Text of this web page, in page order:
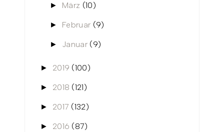
► März (10)
► Februar (9)
► Januar (9)
► 2019 (100)
► 2018 (121)
► 2017 (132)
► 2016 (87)